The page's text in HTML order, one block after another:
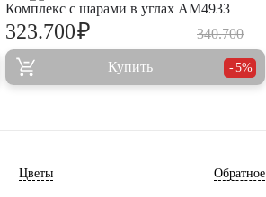
Комплекс с шарами в углах AM4933
340.700
323.700₽
Купить 5%
Цветы Обратное